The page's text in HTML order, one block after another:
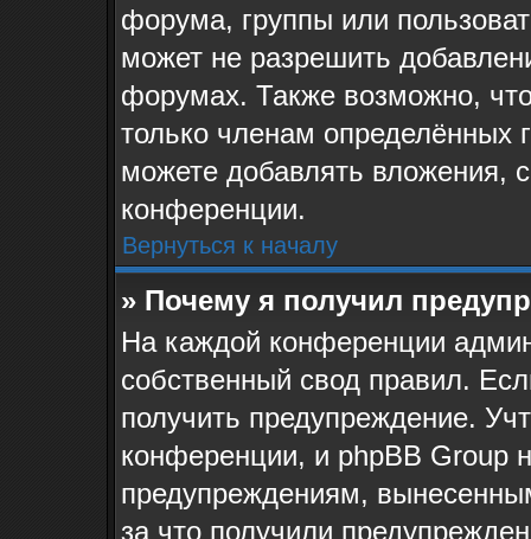
форума, группы или
может не разрешить
форумах. Также возможно,
только членам определённых
можете добавлять вложения,
конференции.
Вернуться к началу
» Почему я получил
На каждой конференции
собственный свод правил.
получить предупреждение.
конференции, и phpBB Group
предупреждениям,
за что получили